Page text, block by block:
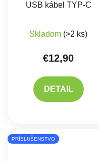
USB kábel TYP-C
Skladom (>2 ks)
€12,90
DETAIL
PRÍSLUŠENSTVO